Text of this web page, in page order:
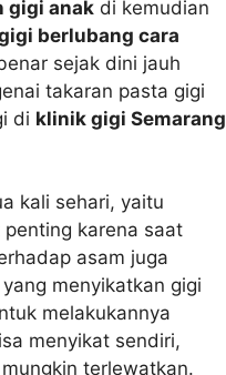
gigi anak di kemudian
berlubang cara
sejak dini jauh
takaran pasta gigi
di klinik gigi Semarang
kali sehari, yaitu
karena saat
asam juga
menyikatkan gigi
melakukannya
menyikat sendiri,
terlewatkan.